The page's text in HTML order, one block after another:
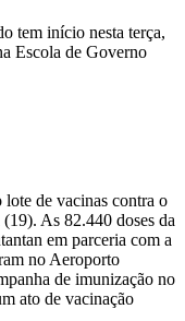
tem início nesta terça,
Escola de Governo
de vacinas contra o
As 82.440 doses da
em parceria com a
no Aeroporto
de imunização no
ato de vacinação